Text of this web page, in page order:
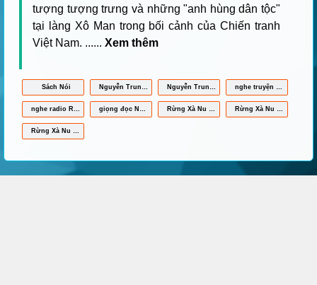
tượng tượng trưng và những "anh hùng dân tộc"
tại làng Xô Man trong bối cảnh của Chiến tranh
Việt Nam. ...... Xem thêm
Sách Nói